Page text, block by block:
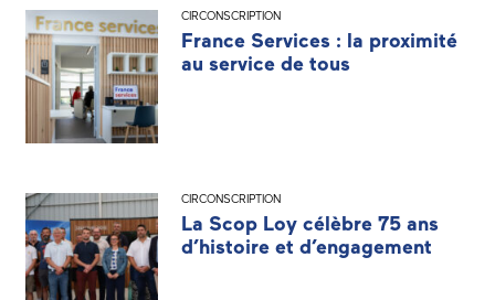
CIRCONSCRIPTION
France Services : la proximité
au service de tous
CIRCONSCRIPTION
La Scop Loy célèbre 75 ans
d’histoire et d’engagement